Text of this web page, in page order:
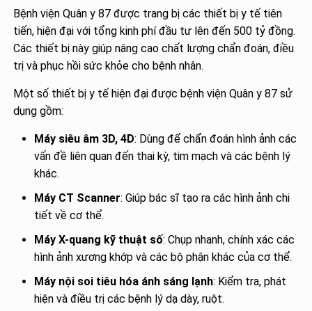
Bệnh viện Quân y 87 được trang bị các thiết bị y tế tiên
tiến, hiện đại với tổng kinh phí đầu tư lên đến 500 tỷ đồng.
Các thiết bị này giúp nâng cao chất lượng chẩn đoán, điều
trị và phục hồi sức khỏe cho bệnh nhân.
Một số thiết bị y tế hiện đại được bệnh viện Quân y 87 sử
dụng gồm:
Máy siêu âm 3D, 4D: Dùng để chẩn đoán hình ảnh các
vấn đề liên quan đến thai kỳ, tim mạch và các bệnh lý
khác.
Máy CT Scanner: Giúp bác sĩ tạo ra các hình ảnh chi
tiết về cơ thể.
Máy X-quang kỹ thuật số: Chụp nhanh, chính xác các
hình ảnh xương khớp và các bộ phận khác của cơ thể.
Máy nội soi tiêu hóa ánh sáng lạnh: Kiểm tra, phát
hiện và điều trị các bệnh lý dạ dày, ruột.